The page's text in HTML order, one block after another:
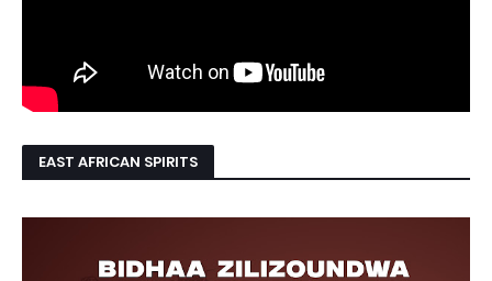
EAST AFRICAN SPIRITS